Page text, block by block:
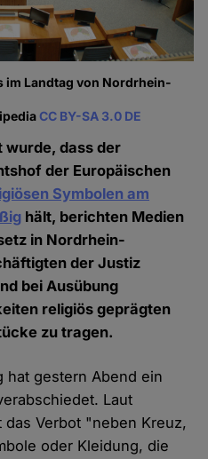
im Landtag von Nordrhein-
CC BY-SA 3.0 DE
wurde, dass der
der Europäischen
Symbolen am
hält, berichten Medien
in Nordrhein-
der Justiz
bei Ausübung
religiös geprägten
zu tragen.
hat gestern Abend ein
Laut
das Verbot "neben Kreuz,
oder Kleidung, die